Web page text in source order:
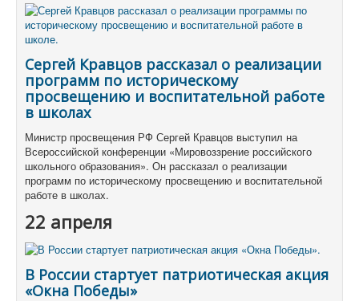
Сергей Кравцов рассказал о реализации
программ по историческому
просвещению и воспитательной работе
в школах
Министр просвещения РФ Сергей Кравцов выступил на
Всероссийской конференции «Мировоззрение российского
школьного образования». Он рассказал о реализации
программ по историческому просвещению и воспитательной
работе в школах.
22 апреля
В России стартует патриотическая акция
«Окна Победы»